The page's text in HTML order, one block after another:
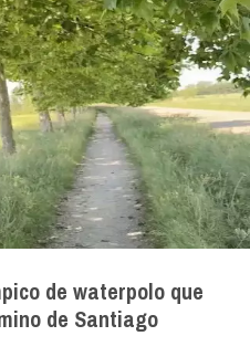
de waterpolo que
de Santiago